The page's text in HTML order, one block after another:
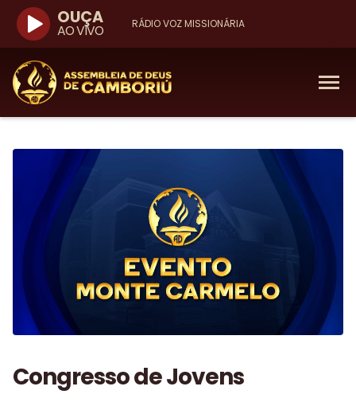
RÁDIO VOZ MISSIONÁRIA
OUÇA
AO VIVO
Congresso de Jovens